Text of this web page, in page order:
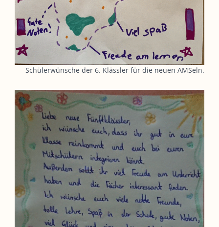
Schülerwünsche der 6. Klässler für die neuen AMSeln.